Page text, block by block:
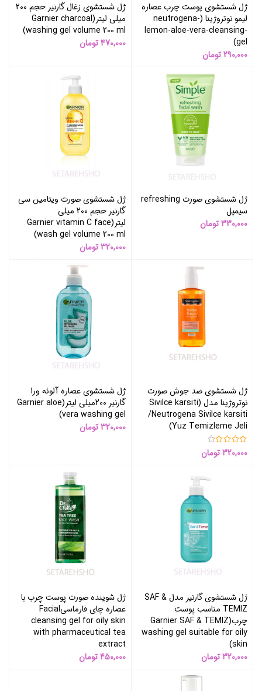
ژل شستشوی پوست چرب عصاره
لیمو نوتروژینا (neutrogena-
lemon-aloe-vera-cleansing-
gel)
290,000تومان
ژل شستشوی زغال گارنیر حجم 200
میلی لیتر(Garnier charcoal
washing gel volume 200 ml)
470,000 تومان
ژل شستشوی صورت refreshing
سیمپل
330,000تومان
ژل شستشوی صورت ویتامین سی
گارنیر حجم 200 میلی
لیتر(Garnier vitamin C face
wash gel volume 200 ml)
320,000 تومان
ژل شستشوی ضد جوش صورت
نوتروژینا مدل (Sivilce karsiti
/Neutrogena Sivilce karsiti
Yuz Temizleme Jeli)
320,000تومان
ژل شستشوی عصاره آلوئه ورا
گارنیر 200میلی لیتر(Garnier aloe
vera washing gel)
320,000 تومان
ژل شستشوی گارنیر مدل SAF &
TEMIZ مناسب پوست
چرب(Garnier SAF & TEMIZ
washing gel suitable for oily
skin)
320,000تومان
ژل شوینده صورت پوست چرب با
عصاره چای فارماسیFacial
cleansing gel for oily skin
with pharmaceutical tea
extract
450,000 تومان